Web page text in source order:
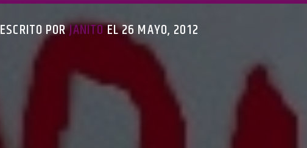
ESCRITO PORJANITOEL 26 MAYO, 2012